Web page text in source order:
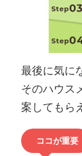
最後に気に
そのハウス
案してもら
ココが重要